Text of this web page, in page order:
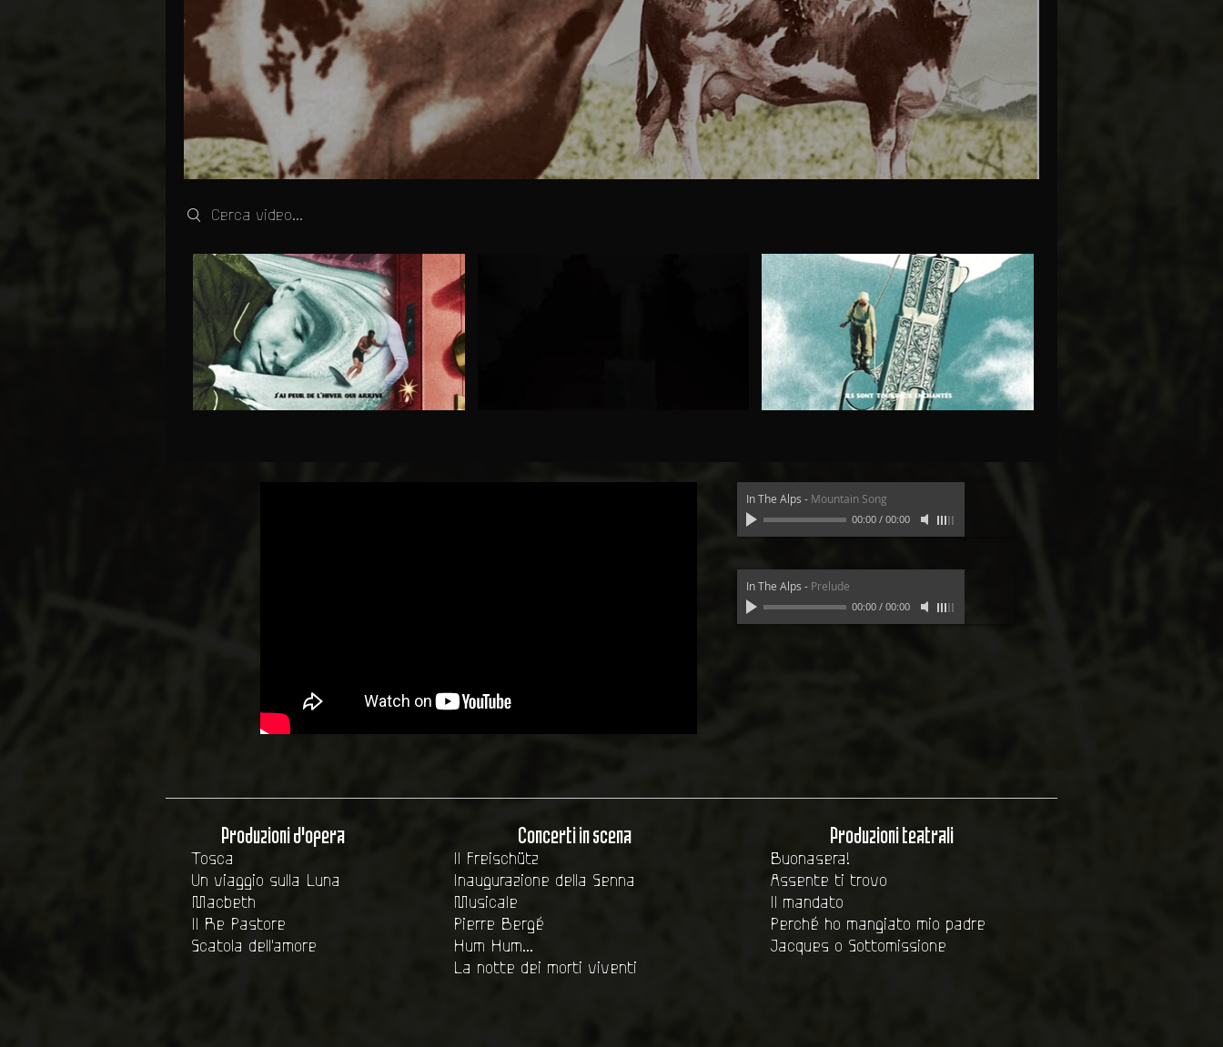
Search videos
In The Alps - Mountain Song
00:00 / 00:00
In The Alps - Prelude
00:00 / 00:00
Produzioni d'opera
Tosca
Un viaggio sulla Luna
Macbeth
Il Re Pastore
Scatola dell'amore
Concerti in scena
Il Freischütz
Inaugurazione della Senna
Musicale
Pierre Bergé
Hum Hum...
La notte dei morti viventi
Produzioni teatrali
Buonasera!
Assente ti trovo
Il mandato
Perché ho mangiato mio padre
Jacques o Sottomissione